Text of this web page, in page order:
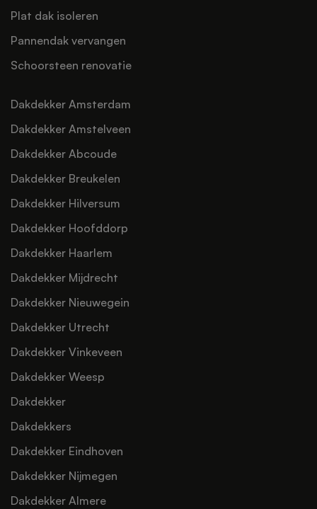
Plat dak isoleren
Pannendak vervangen
Schoorsteen renovatie
Dakdekker Amsterdam
Dakdekker Amstelveen
Dakdekker Abcoude
Dakdekker Breukelen
Dakdekker Hilversum
Dakdekker Hoofddorp
Dakdekker Haarlem
Dakdekker Mijdrecht
Dakdekker Nieuwegein
Dakdekker Utrecht
Dakdekker Vinkeveen
Dakdekker Weesp
Dakdekker
Dakdekkers
Dakdekker Eindhoven
Dakdekker Nijmegen
Dakdekker Almere